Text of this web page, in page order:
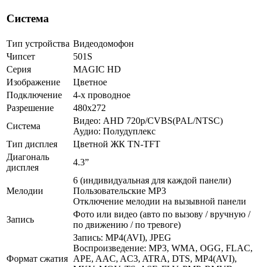
Система
Тип устройства Видеодомофон
Чипсет
501S
Серия
MAGIC HD
Изображение
Цветное
Подключение
4-х проводное
Разрешение
480х272
Система
Видео: AHD 720p/CVBS(PAL/NTSC)
Аудио: Полудуплекс
Тип дисплея
Цветной ЖК TN-TFT
Диагональ
дисплея
4.3”
Мелодии
6 (индивидуальная для каждой панели)
Пользовательские MP3
Отключение мелодии на вызывной панели
Запись
Фото или видео (авто по вызову / вручную /
по движению / по тревоге)
Формат сжатия
Запись: MP4(AVI), JPEG
Воспроизведение: MP3, WMA, OGG, FLAC,
APE, AAC, AC3, ATRA, DTS, MP4(AVI),